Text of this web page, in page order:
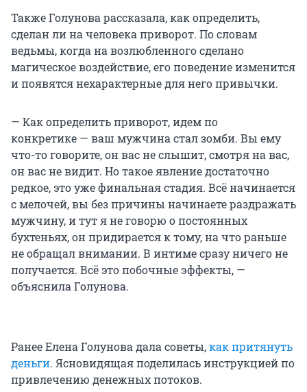
Также Голунова рассказала, как определить,
сделан ли на человека приворот. По словам
ведьмы, когда на возлюбленного сделано
магическое воздействие, его поведение изменится
и появятся нехарактерные для него привычки.
— Как определить приворот, идем по
конкретике — ваш мужчина стал зомби. Вы ему
что-то говорите, он вас не слышит, смотря на вас,
он вас не видит. Но такое явление достаточно
редкое, это уже финальная стадия. Всё начинается
с мелочей, вы без причины начинаете раздражать
мужчину, и тут я не говорю о постоянных
бухтеньях, он придирается к тому, на что раньше
не обращал внимании. В интиме сразу ничего не
получается. Всё это побочные эффекты, —
объяснила Голунова.
Ранее Елена Голунова дала советы,как притянуть
деньги. Ясновидящая поделилась инструкцией по
привлечению денежных потоков.